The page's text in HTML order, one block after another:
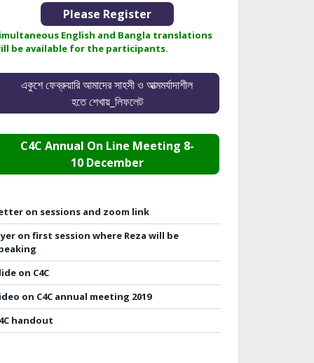
Please Register
English and Bangla translations
be available for the participants.
একুশে ফেব্রুয়ারি আমাদের সাহসী ও আত্মমর্যাদাশীল
হতে শেখায়_লিফলেট
C4C Annual On Line Meeting 8-
10 December
on sessions and zoom link
on first session where Reza will be
on C4C
on C4C annual meeting 2019
handout